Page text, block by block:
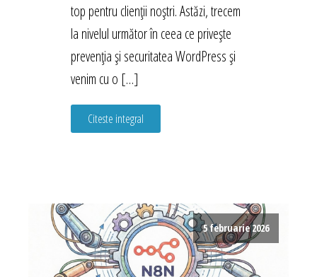
top pentru clienții noștri. Astăzi, trecem
la nivelul următor în ceea ce privește
prevenția și securitatea WordPress și
venim cu o […]
Citeste integral
5 februarie 2026